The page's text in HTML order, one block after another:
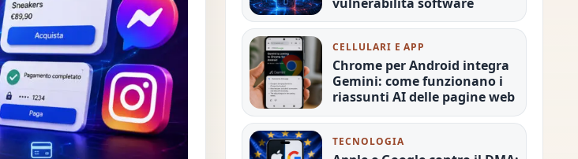
CELLULARI E APP
Chrome per Android integra
Gemini: come funzionano i
riassunti AI delle pagine web
TECNOLOGIA